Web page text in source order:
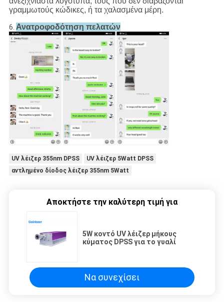
γραμμωτούς κώδικες, ή τα χαλασμένα μέρη.
6. Ανατροφοδότηση πελατών
UV λέιζερ 355nm DPSS
UV λέιζερ 5Watt DPSS
αντλημένο δίοδος λέιζερ 355nm 5Watt
Αποκτήστε την καλύτερη τιμή για
5W κοντό UV λέιζερ μήκους
κύματος DPSS για το γυαλί
Να συνεχίσει